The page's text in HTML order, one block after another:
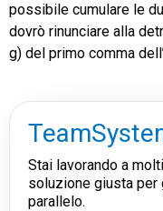
possibile cumulare le
dovrò rinunciare alla
g) del primo comma
Stai lavorando a
soluzione giusta
parallelo.